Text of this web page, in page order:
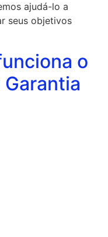
ajudá-lo a
seus objetivos
o